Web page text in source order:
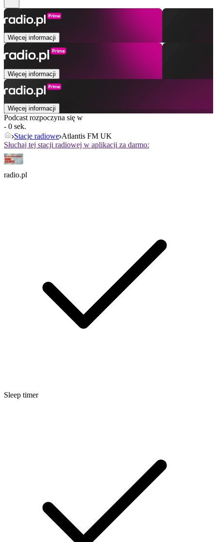
Więcej informacji
Więcej informacji
Więcej informacji
Podcast rozpoczyna się w
- 0 sek.
Stacje radiowe Atlantis FM UK
Słuchaj tej stacji radiowej w aplikacji za darmo:
radio.pl
Sleep timer